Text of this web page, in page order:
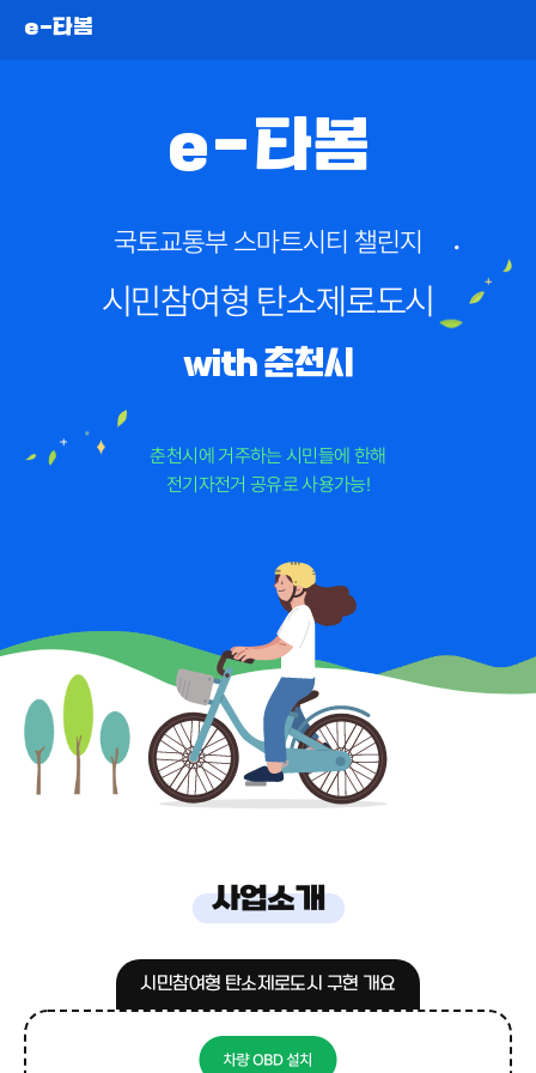
e-타봄
e-타봄
국토교통부 스마트시티 챌린지
시민참여형 탄소제로도시
with 춘천시
춘천시에 거주하는 시민들에 한해
전기자전거 공유로 사용가능!
사업소개
시민참여형 탄소제로도시 구현 개요